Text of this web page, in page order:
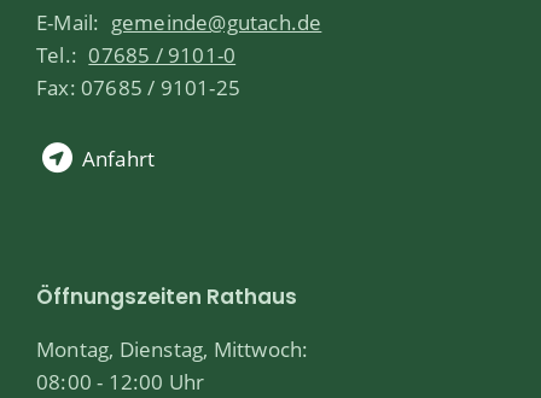
E-Mail: gemeinde@gutach.de
Tel.: 07685 / 9101-0
Fax: 07685 / 9101-25
Anfahrt
Öffnungszeiten Rathaus
Montag, Dienstag, Mittwoch:
08:00 - 12:00 Uhr